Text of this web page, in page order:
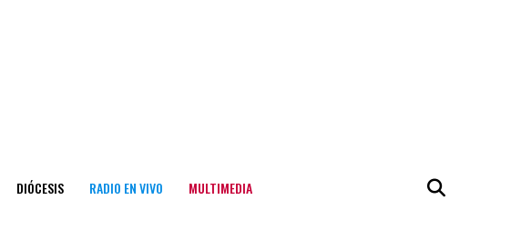
DIÓCESIS RADIO EN VIVO MULTIMEDIA